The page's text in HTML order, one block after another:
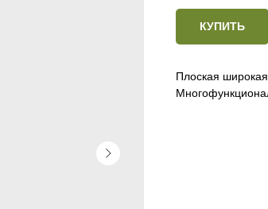
КУПИТЬ
Плоская широкая